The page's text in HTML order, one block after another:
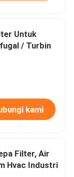
Untuk
/ Turbin
kami
Filter, Air
Hvac Industri